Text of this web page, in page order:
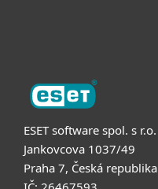
ESET software spol. s r.o.
Jankovcova 1037/49
Praha 7, Česká republika